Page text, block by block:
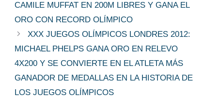
CAMILE MUFFAT EN 200M LIBRES Y GANA EL
ORO CON RECORD OLÍMPICO
XXX JUEGOS OLÍMPICOS LONDRES 2012:
MICHAEL PHELPS GANA ORO EN RELEVO
4X200 Y SE CONVIERTE EN EL ATLETA MÁS
GANADOR DE MEDALLAS EN LA HISTORIA DE
LOS JUEGOS OLÍMPICOS